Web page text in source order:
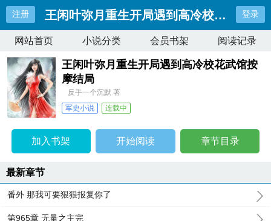
注册 王闲叶弥月重生开局遇到高冷校花武馆按
登录
网站首页 小说分类 会员书架 阅读记录
王闲叶弥月重生开局遇到高冷校花武馆按
摩结局
反手一个沉默 著
军史小说
连载中
更新时间：
2026-07-13 19:05:02
加入书架 开始阅读 章节目录
最新章节
番外 那我可要狠狠报复你了
第965章 无量之主完